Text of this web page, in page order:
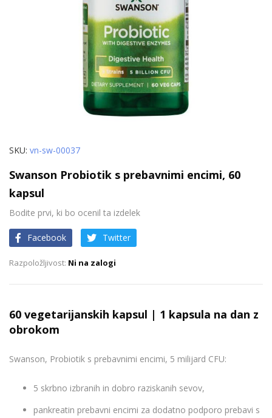
Preskoči
začetek
galerije
slik
SKU vn-sw-00037
Swanson Probiotik s prebavnimi encimi, 60
kapsul
Bodite prvi, ki bo ocenil ta izdelek
Facebook Twitter
Ni na zalogi
60 vegetarijanskih kapsul | 1 kapsula na dan z
obrokom
Swanson, Probiotik s prebavnimi encimi, 5 milijard CFU:
5 skrbno izbranih in dobro raziskanih sevov,
pankreatin prebavni encimi za dodatno podporo prebavi s